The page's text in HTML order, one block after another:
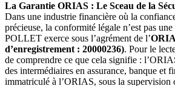
La Garantie ORIAS : Le Sceau de la
Dans une industrie financière où la
précieuse, la conformité légale n’est pas
POLLET exerce sous l’agrément de l’
d’enregistrement : 20000236). Pour le
de comprendre ce que cela signifie :
des intermédiaires en assurance, banque et
immatriculé à l’ORIAS, sous la